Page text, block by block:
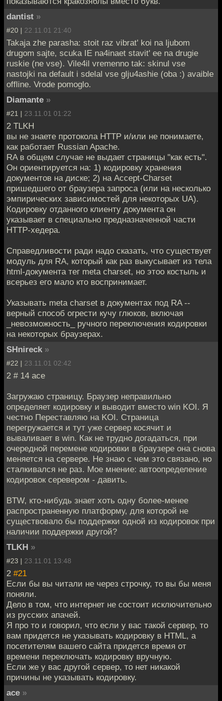
dantist »
#20 | 22.11.01 21:40
Takaja zhe parasha: stoit raz vibrat' koi na ljubom
drugom sajte, scuka IE na4inaet stavit' ee na drugie
ruskie (ne vse). Vile4il vremenno tak: skinul vse
nastojki na default i sdelal vse glju4ashie (oba :) avaible
offline. Vrode pomoglo.
Diamante »
#21 | 23.11.01 01:22
2 TLKH
вы не знаете протокола HTTP и/или не понимаете,
как работает Russian Apache.
RA в общем случае не выдает страницы "как есть".
Он ориентируется на: 1) кодировку хранения
документов на диске; 2) на Accept-Charset
пришедшего от браузера запроса (или на несколько
эмпирических зависимостей для некоторых UA).
Кодировку отданного клиенту документа он
указывает в специально предназначенной части
HTTP-хедера.
Справедливости ради надо сказать, что существует
модуль для RA, который как раз выкусывает из тела
html-документа тег meta charset, но этоо костыль и
всерьез его мало кто воспринимает.
Указывать meta charset в документах под RA --
верный способ огрести кучу глюков, включая
_невозможность_ ручного переключения кодировки
на некоторых браузерах.
SHnireck »
#22 | 23.11.01 02:42
2 # 14 ace
Загружаю страницу. Браузер неправильно
определяет кодировку и выводит вместо win KOI. Я
честно Переставляю на KOI. Страница
перегружается и тут уже сервер косячит и
вываливает в win. Как не трудно догадаться, при
очередной перемене кодировки в браузере она снова
меняется на сервере. Не знаю с чем это связано, но
сталкивался не раз. Мое мнение: автоопределение
кодировок серевером - давить.
BTW, кто-нибудь знает хоть одну более-менее
распространенную платформу, для которой не
существовало бы поддержки одной из кодировок при
наличии поддержки другой?
TLKH »
#23 | 23.11.01 13:48
2 #21
Если бы вы читали не через строчку, то вы бы меня
поняли.
Дело в том, что интернет не состоит исключительно
из русских апачей.
Я про то и говорил, что если у вас такой сервер, то
вам придется не указывать кодировку в HTML, а
посетителям вашего сайта придется время от
времени переключать кодировку вручную.
Если же у вас другой сервер, то нет никакой
причины не указывать кодировку.
ace »